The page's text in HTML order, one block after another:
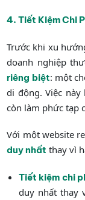
4. Tiết Kiệm Chi
Trước khi xu
doanh nghiệp
riêng biệt: một
di động. Việc này
còn làm phức tạp
Với một website
duy nhất thay vì
Tiết kiệm chi
duy nhất thay